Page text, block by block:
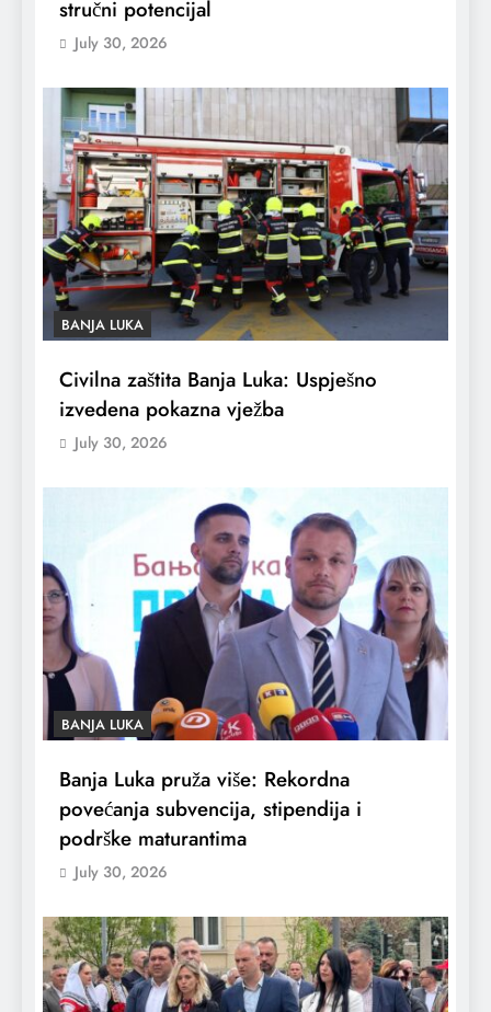
stručni potencijal
July 30, 2026
BANJA LUKA
Civilna zaštita Banja Luka: Uspješno
izvedena pokazna vježba
July 30, 2026
BANJA LUKA
Banja Luka pruža više: Rekordna
povećanja subvencija, stipendija i
podrške maturantima
July 30, 2026